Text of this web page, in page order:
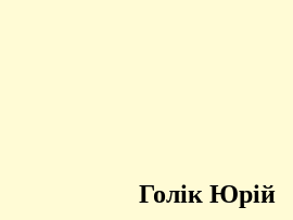
Голік Юрій